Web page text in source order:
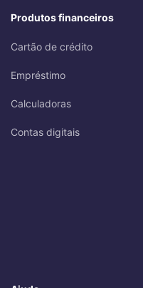
Produtos financeiros
Cartão de crédito
Empréstimo
Calculadoras
Contas digitais